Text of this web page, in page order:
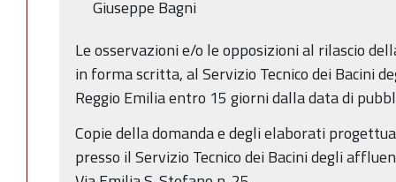
Giuseppe Bagni
Le osservazioni e/o le opposizioni al rilascio
in forma scritta, al Servizio Tecnico dei Bacini
Reggio Emilia entro 15 giorni dalla data di
Copie della domanda e degli elaborati
presso il Servizio Tecnico dei Bacini degli